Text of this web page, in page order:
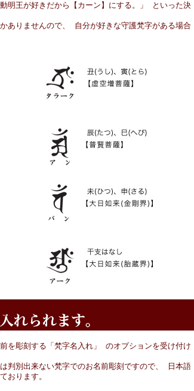
明王が好きだから【カーン】にする。」 といった決
ありませんので、 自分が好きな守護梵字がある場合
を彫刻する「梵字名入れ」 のオプションを受け付け
判別出来ない梵字でのお名前彫刻ですので、 日本語
おります。